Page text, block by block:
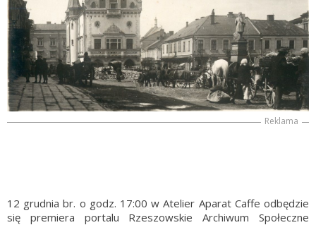
Reklama
12 grudnia br. o godz. 17:00 w Atelier Aparat Caffe odbędzie
się premiera portalu Rzeszowskie Archiwum Społeczne